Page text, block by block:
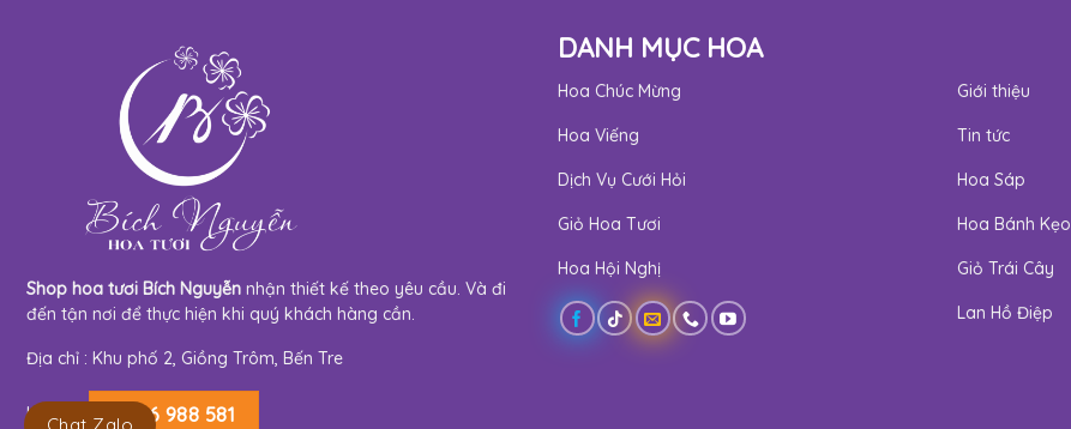
Shop hoa tươi Bích Nguyễn nhận thiết kế theo yêu cầu. Và đi
đến tận nơi để thực hiện khi quý khách hàng cần.
Địa chỉ : Khu phố 2, Giồng Trôm, Bến Tre
Hotline: 0966 988 581
DANH MỤC HOA
Hoa Chúc Mừng
Hoa Viếng
Dịch Vụ Cưới Hỏi
Giỏ Hoa Tươi
Hoa Hội Nghị
Giới thiệu
Tin tức
Hoa Sáp
Hoa Bánh Kẹo
Giỏ Trái Cây
Lan Hồ Điệp